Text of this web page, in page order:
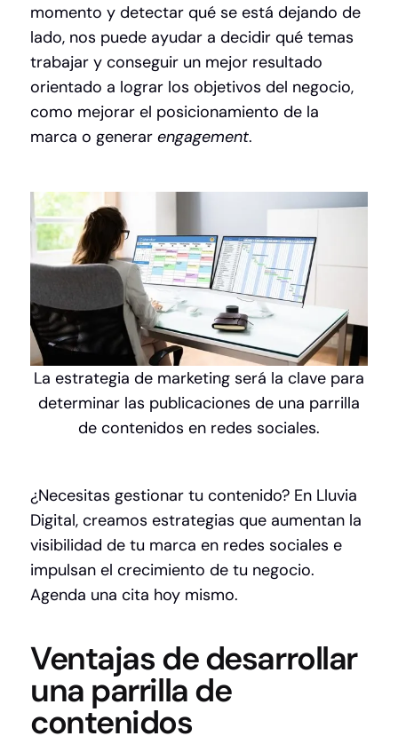
momento y detectar qué se está dejando de
lado, nos puede ayudar a decidir qué temas
trabajar y conseguir un mejor resultado
orientado a lograr los objetivos del negocio,
como mejorar el posicionamiento de la
marca o generar engagement.
La estrategia de marketing será la clave para
determinar las publicaciones de una parrilla
de contenidos en redes sociales.
¿Necesitas gestionar tu contenido? En Lluvia
Digital, creamos estrategias que aumentan la
visibilidad de tu marca en redes sociales e
impulsan el crecimiento de tu negocio.
Agenda una cita hoy mismo.
Ventajas de desarrollar
una parrilla de
contenidos